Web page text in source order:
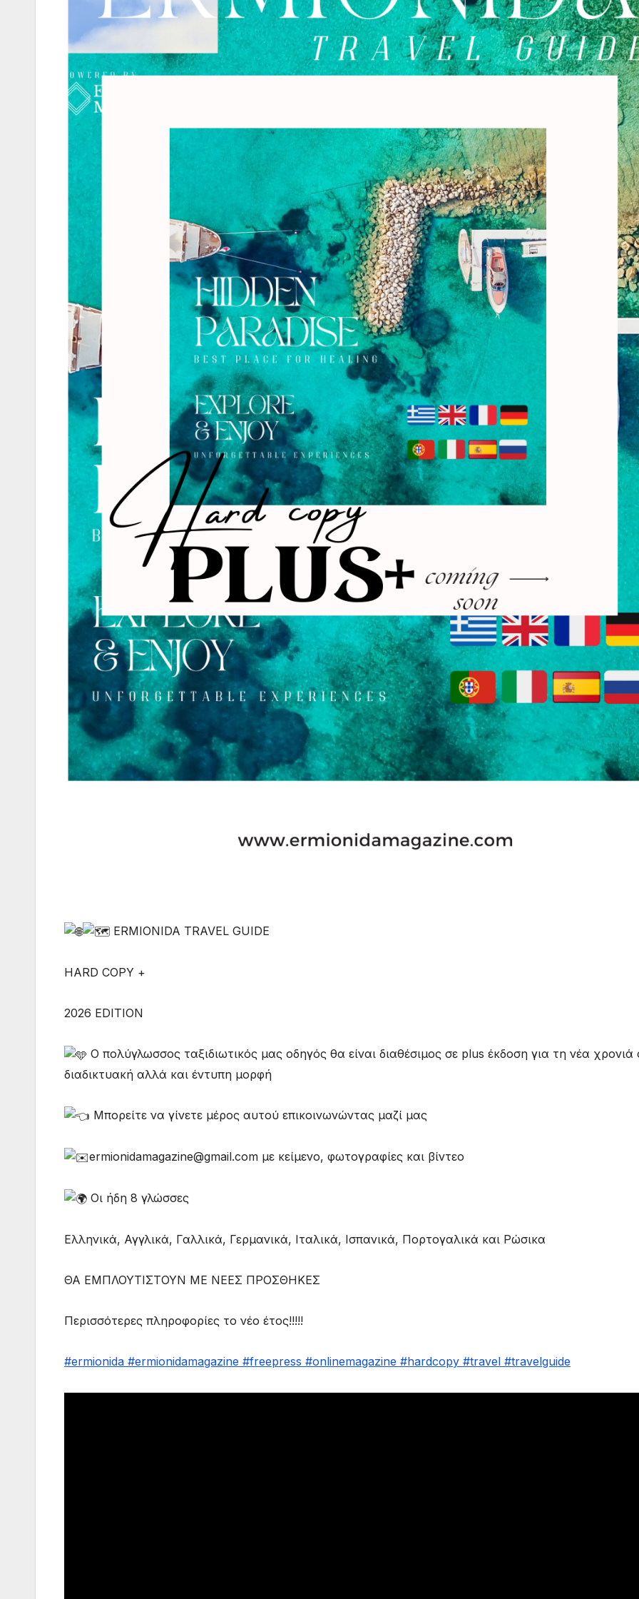
ERMIONIDA TRAVEL GUIDE
HARD COPY +
2026 EDITION
Ο πολύγλωσσος ταξιδιωτικός μας οδηγός θα είναι διαθέσιμος σε plus έκδοση για τη νέα χρονιά
διαδικτυακή αλλά και έντυπη μορφή
Μπορείτε να γίνετε μέρος αυτού επικοινωνώντας μαζί μας
ermionidamagazine@gmail.com με κείμενο, φωτογραφίες και βίντεο
Οι ήδη 8 γλώσσες
Ελληνικά, Αγγλικά, Γαλλικά, Γερμανικά, Ιταλικά, Ισπανικά, Πορτογαλικά και Ρώσικα
ΘΑ ΕΜΠΛΟΥΤΙΣΤΟΥΝ ΜΕ ΝΕΕΣ ΠΡΟΣΘΗΚΕΣ
Περισσότερες πληροφορίες το νέο έτος!!!!!
#ermionida #ermionidamagazine #freepress #onlinemagazine #hardcopy #travel #travelguide